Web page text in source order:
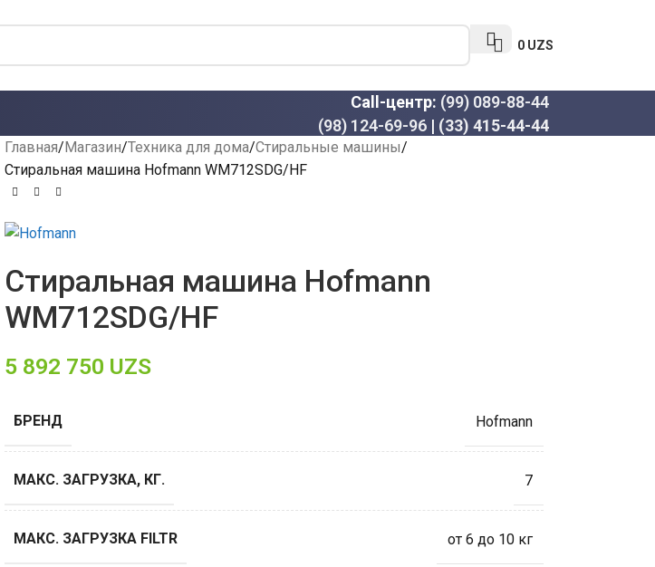
0 UZS
Call-центр: (99) 089-88-44
(98) 124-69-96 | (33) 415-44-44
Главная Магазин Техника для дома Стиральные машины
Стиральная машина Hofmann WM712SDG/HF
Стиральная машина Hofmann
WM712SDG/HF
5 892 750 UZS
БРЕНД Hofmann
МАКС. ЗАГРУЗКА, КГ. 7
МАКС. ЗАГРУЗКА FILTR от 6 до 10 кг